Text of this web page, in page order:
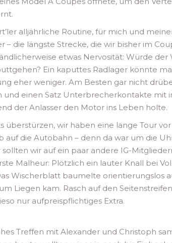
alljährliche Routine, für mich und
– die längste Strecke, die wir bisher im
etwas Nervosität: Würde
Ein kaputtes Radlager könnte
eher weniger. Am Besten gar nicht
und einen Satz Unterbrecherkontakte mit
der Anlasser den Motor ins Leben holte.
überstürzen, wir haben eine lange Tour
auf die Autobahn – denn da war um die
sollten wir auf ein paar andere IG-
Malheur: Plötzlich ein lauter Knall bei
Wischerblatt baumelte orientierungslos
Liegen kam. Rasch auf den
nur aufpreispflichtiges Extra.
Treffen mit Alexander und Christoph